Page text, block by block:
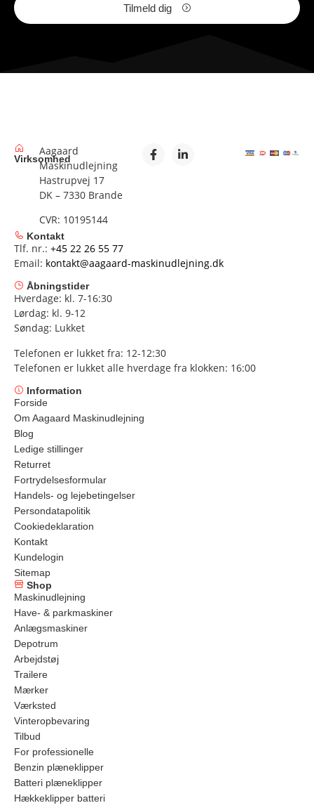
Tilmeld dig
Virksomhed
Aagaard
Maskinudlejning
Hastrupvej 17
DK – 7330 Brande
CVR: 10195144
Kontakt
Tlf. nr.: +45 22 26 55 77
Email: kontakt@aagaard-maskinudlejning.dk
Åbningstider
Hverdage: kl. 7-16:30
Lørdag: kl. 9-12
Søndag: Lukket
Telefonen er lukket fra: 12-12:30
Telefonen er lukket alle hverdage fra klokken: 16:00
Information
Forside
Om Aagaard Maskinudlejning
Blog
Ledige stillinger
Returret
Fortrydelsesformular
Handels- og lejebetingelser
Persondatapolitik
Cookiedeklaration
Kontakt
Kundelogin
Sitemap
Shop
Maskinudlejning
Have- & parkmaskiner
Anlægsmaskiner
Depotrum
Arbejdstøj
Trailere
Mærker
Værksted
Vinteropbevaring
Tilbud
For professionelle
Benzin plæneklipper
Batteri plæneklipper
Hækkeklipper batteri